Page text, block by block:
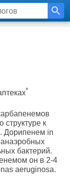
*
структуре к
Дорипенем in
бактерий.
он в 2-4
aeruginosa.